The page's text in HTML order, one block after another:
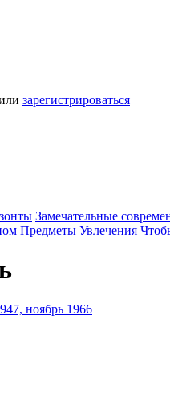
зарегистрироваться
Замечательные
Предметы Увлечения
ноябрь 1966